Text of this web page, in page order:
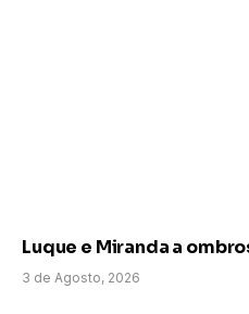
Luque e Miranda a
3 de Agosto, 2026